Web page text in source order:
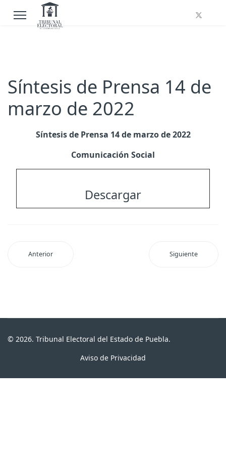
Síntesis de Prensa 14 de
marzo de 2022
Síntesis de Prensa 14 de marzo de 2022
Comunicación Social
Descargar
Anterior Siguiente
© 2026. Tribunal Electoral del Estado de Puebla.
Aviso de Privacidad